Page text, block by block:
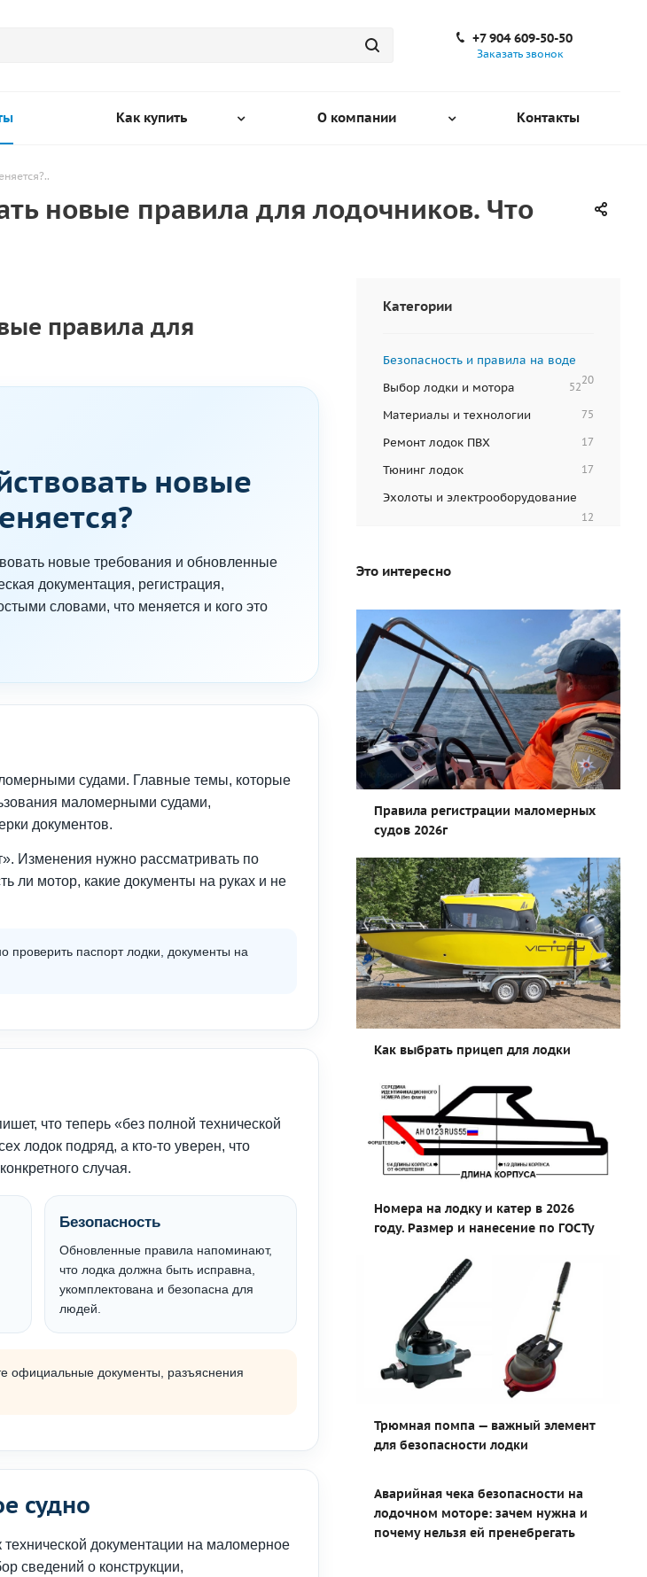
+7 904 609-50-50
Заказать звонок
Как купить О компании Контакты
новые правила для лодочников. Что
правила для
новые
новые требования и обновленные
документация, регистрация,
словами, что меняется и кого это
судами. Главные темы, которые
маломерными судами,
документов.
Изменения нужно рассматривать по
ли мотор, какие документы на руках и не
паспорт лодки, документы на
что теперь «без полной технической
лодок подряд, а кто-то уверен, что
случая.
Безопасность
Обновленные правила напоминают,
что лодка должна быть исправна,
укомплектована и безопасна для
людей.
официальные документы, разъяснения
судно
документации на маломерное
сведений о конструкции,
Категории
Безопасность и правила на воде
20
Выбор лодки и мотора 52
Материалы и технологии 75
Ремонт лодок ПВХ 17
Тюнинг лодок 17
Эхолоты и электрооборудование
12
Это интересно
Правила регистрации маломерных
судов 2026г
Как выбрать прицеп для лодки
Номера на лодку и катер в 2026
году. Размер и нанесение по ГОСТу
Трюмная помпа — важный элемент
для безопасности лодки
Аварийная чека безопасности на
лодочном моторе: зачем нужна и
почему нельзя ей пренебрегать